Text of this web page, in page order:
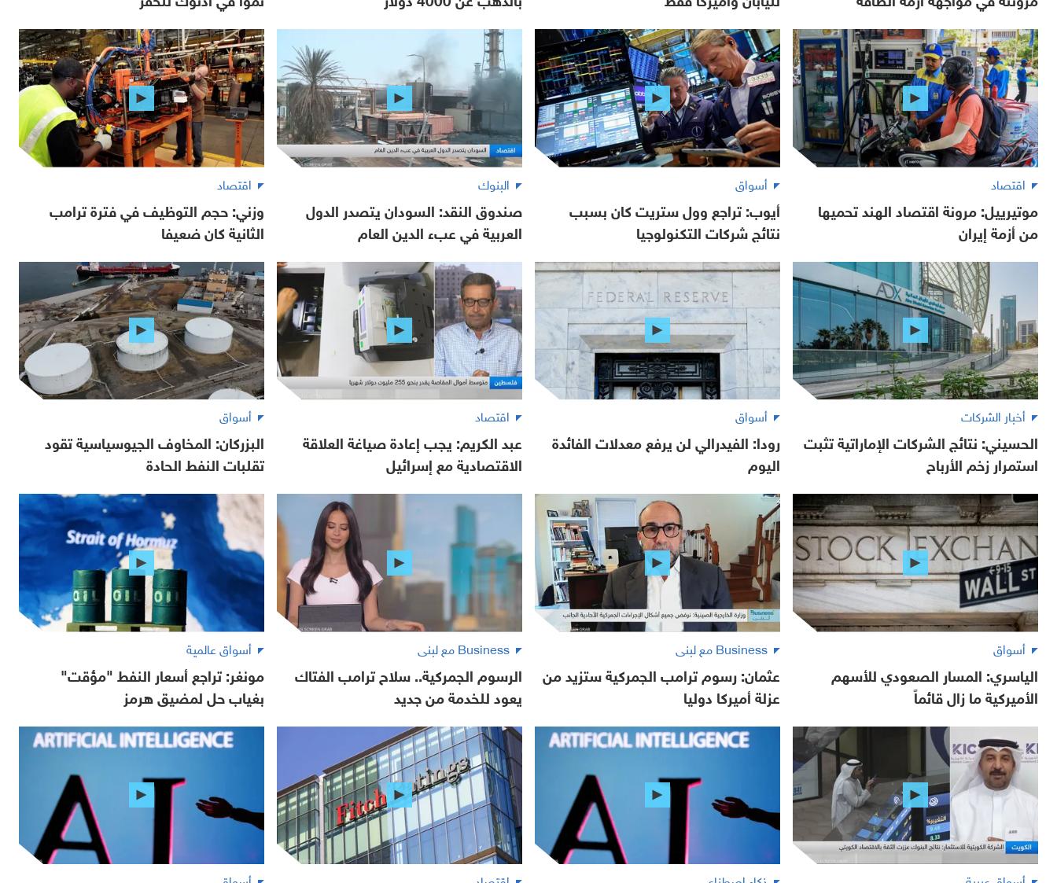
اقتصاد
موتيرييل: مرونة اقتصاد الهند تحميها
من أزمة إيران
أسواق
أيوب: تراجع وول ستريت كان بسبب
نتائج شركات التكنولوجيا
البنوك
صندوق النقد: السودان يتصدر الدول
العربية في عبء الدين العام
اقتصاد
وزني: حجم التوظيف في فترة ترامب
الثانية كان ضعيفا
أخبار الشركات
الحسيني: نتائج الشركات الإماراتية تثبت
استمرار زخم الأرباح
أسواق
رودا: الفيدرالي لن يرفع معدلات الفائدة
اليوم
اقتصاد
عبد الكريم: يجب إعادة صياغة العلاقة
الاقتصادية مع إسرائيل
أسواق
البزركان: المخاوف الجيوسياسية تقود
تقلبات النفط الحادة
أسواق
الياسري: المسار الصعودي للأسهم
الأميركية ما زال قائماً
Business مع لبنى
عثمان: رسوم ترامب الجمركية ستزيد من
عزلة أميركا دوليا
Business مع لبنى
الرسوم الجمركية.. سلاح ترامب الفتاك
يعود للخدمة من جديد
أسواق عالمية
مونغر: تراجع أسعار النفط "مؤقت"
بغياب حل لمضيق هرمز